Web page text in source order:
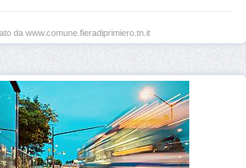
da www.comune.fieradiprimiero.tn.it